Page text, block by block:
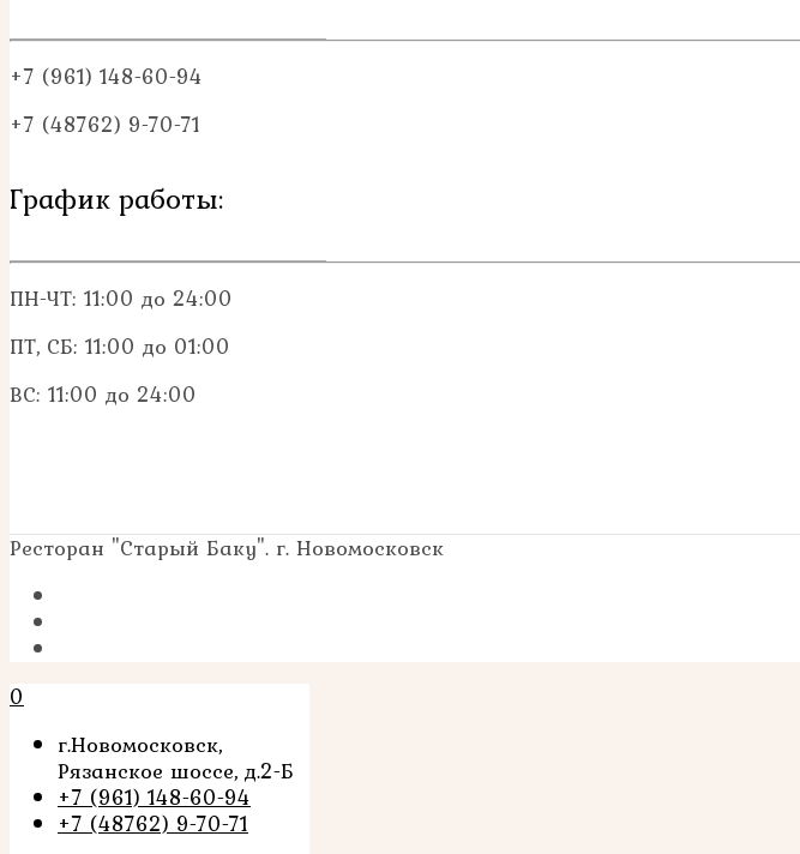
+7 (961) 148-60-94
+7 (48762) 9-70-71
График работы:
ПН-ЧТ: 11:00 до 24:00
ПТ, СБ: 11:00 до 01:00
ВС: 11:00 до 24:00
Ресторан "Старый Баку". г. Новомосковск
0
г.Новомосковск,
Рязанское шоссе, д.2-Б
+7 (961) 148-60-94
+7 (48762) 9-70-71